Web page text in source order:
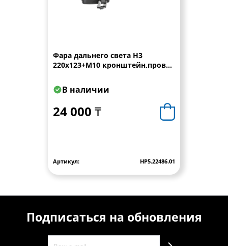
Фара дальнего света Н3
220x123+M10 кронштейн,провод
В наличии
24 000 ₸
Артикул: HP5.22486.01
Подписаться на обновления